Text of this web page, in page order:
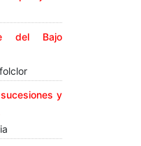
del Bajo
y